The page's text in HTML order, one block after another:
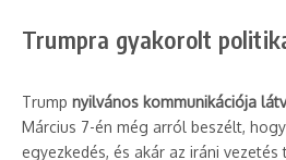
Trumpra gyakorolt
Trump nyilvános kommunikációja
Március 7-én még arról beszélt,
egyezkedés, és akár az iráni